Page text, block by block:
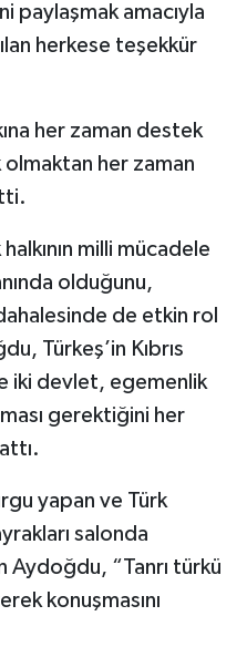
paylaşmak amacıyla
herkese teşekkür
her zaman destek
olmaktan her zaman
milli mücadele
olduğunu,
de etkin rol
Türkeş’in Kıbrıs
iki devlet, egemenlik
gerektiğini her
yapan ve Türk
salonda
“Tanrı türkü
konuşmasını